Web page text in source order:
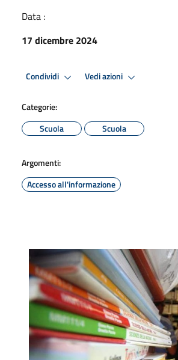
Data :
17 dicembre 2024
Condividi Vedi azioni
Categorie:
Scuola
Scuola
Argomenti:
Accesso all'informazione